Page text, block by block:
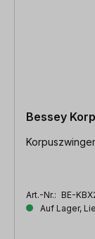
Bessey
Art.-Nr.: BE-
Auf Lager,